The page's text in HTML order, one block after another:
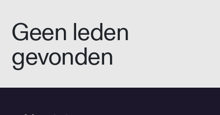
Geen leden
gevonden